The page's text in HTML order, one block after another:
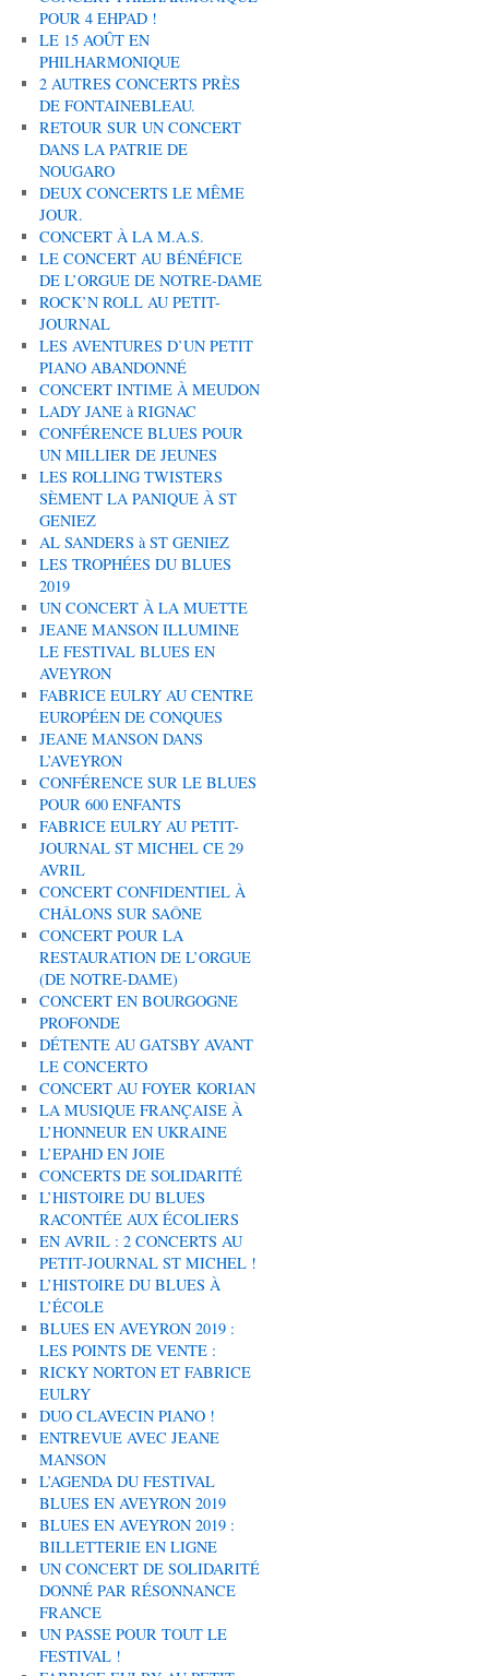
POUR 4 EHPAD !
LE 15 AOÛT EN
PHILHARMONIQUE
2 AUTRES CONCERTS PRÈS
DE FONTAINEBLEAU.
RETOUR SUR UN CONCERT
DANS LA PATRIE DE
NOUGARO
DEUX CONCERTS LE MÊME
JOUR.
CONCERT À LA M.A.S.
LE CONCERT AU BÉNÉFICE
DE L’ORGUE DE NOTRE-DAME
ROCK’N ROLL AU PETIT-
JOURNAL
LES AVENTURES D’UN PETIT
PIANO ABANDONNÉ
CONCERT INTIME À MEUDON
LADY JANE à RIGNAC
CONFÉRENCE BLUES POUR
UN MILLIER DE JEUNES
LES ROLLING TWISTERS
SÈMENT LA PANIQUE À ST
GENIEZ
AL SANDERS à ST GENIEZ
LES TROPHÉES DU BLUES
2019
UN CONCERT À LA MUETTE
JEANE MANSON ILLUMINE
LE FESTIVAL BLUES EN
AVEYRON
FABRICE EULRY AU CENTRE
EUROPÉEN DE CONQUES
JEANE MANSON DANS
L’AVEYRON
CONFÉRENCE SUR LE BLUES
POUR 600 ENFANTS
FABRICE EULRY AU PETIT-
JOURNAL ST MICHEL CE 29
AVRIL
CONCERT CONFIDENTIEL À
CHÂLONS SUR SAÔNE
CONCERT POUR LA
RESTAURATION DE L’ORGUE
(DE NOTRE-DAME)
CONCERT EN BOURGOGNE
PROFONDE
DÉTENTE AU GATSBY AVANT
LE CONCERTO
CONCERT AU FOYER KORIAN
LA MUSIQUE FRANÇAISE À
L’HONNEUR EN UKRAINE
L’EPAHD EN JOIE
CONCERTS DE SOLIDARITÉ
L’HISTOIRE DU BLUES
RACONTÉE AUX ÉCOLIERS
EN AVRIL : 2 CONCERTS AU
PETIT-JOURNAL ST MICHEL !
L’HISTOIRE DU BLUES À
L’ÉCOLE
BLUES EN AVEYRON 2019 :
LES POINTS DE VENTE :
RICKY NORTON ET FABRICE
EULRY
DUO CLAVECIN PIANO !
ENTREVUE AVEC JEANE
MANSON
L’AGENDA DU FESTIVAL
BLUES EN AVEYRON 2019
BLUES EN AVEYRON 2019 :
BILLETTERIE EN LIGNE
UN CONCERT DE SOLIDARITÉ
DONNÉ PAR RÉSONNANCE
FRANCE
UN PASSE POUR TOUT LE
FESTIVAL !